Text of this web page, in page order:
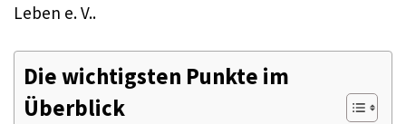
Leben e. V..​
Die wichtigsten Punkte im
Überblick